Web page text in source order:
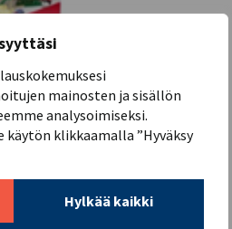
mainosten ja sisällön
analysoimiseksi.
käytön klikkaamalla ”Hyväksy
Hylkää kaikki